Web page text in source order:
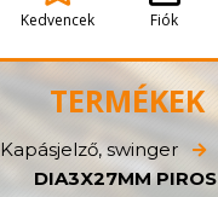
Kedvencek Fiók
TERMÉKEK
Kapásjelző, swinger
DIA3X27MM PIROS